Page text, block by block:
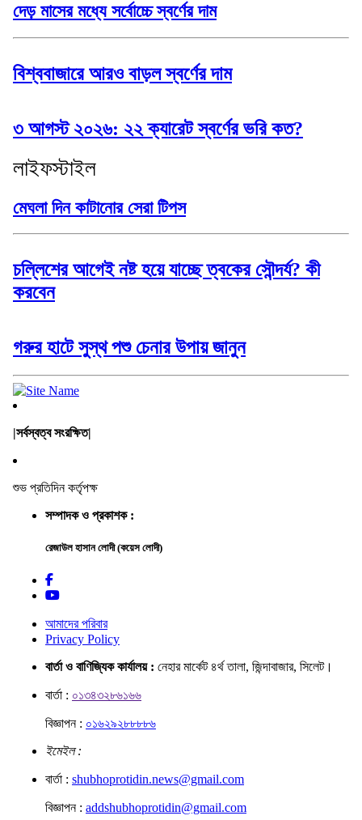
দেড় মাসের মধ্যে সর্বোচ্চে স্বর্ণের দাম
বিশ্ববাজারে আরও বাড়ল স্বর্ণের দাম
৩ আগস্ট ২০২৬: ২২ ক্যারেট স্বর্ণের ভরি কত?
লাইফস্টাইল
মেঘলা দিন কাটানোর সেরা টিপস
চল্লিশের আগেই নষ্ট হয়ে যাচ্ছে ত্বকের সৌন্দর্য? কী
করবেন
গরুর হাটে সুস্থ পশু চেনার উপায় জানুন
|সর্বস্বত্ব সংরক্ষিত|
শুভ প্রতিদিন কর্তৃপক্ষ
সম্পাদক ও প্রকাশক :
রেজাউল হাসান লোদী (কয়েস লোদী)
আমাদের পরিবার
Privacy Policy
বার্তা ও বাণিজ্যিক কার্যালয় : নেহার মার্কেট ৪র্থ তালা, জিন্দাবাজার, সিলেট।
বার্তা : ০১৩৪৩২৮৬১৬৬
বিজ্ঞাপন : ০১৬২৯২৮৮৮৮৬
ইমেইল :
বার্তা : shubhoprotidin.news@gmail.com
বিজ্ঞাপন : addshubhoprotidin@gmail.com